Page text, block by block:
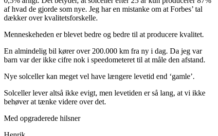
af hvad de gjorde som nye. Jeg har en mistanke om at Forbes’ tal
dækker over kvalitetsforskelle.
Menneskeheden er blevet bedre og bedre til at producere kvalitet.
En almindelig bil kører over 200.000 km fra ny i dag. Da jeg var
barn var der ikke cifre nok i speedometeret til at måle den afstand.
Nye solceller kan meget vel have længere levetid end ‘gamle’.
Solceller lever altså ikke evigt, men levetiden er så lang, at vi ikke
behøver at tænke videre over det.
Med opgraderede hilsner